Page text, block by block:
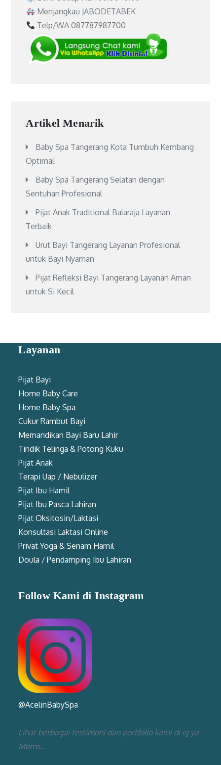
Menjangkau JABODETABEK
Telp/WA 087787987700
Artikel Menarik
Baby Spa Tangerang Kota Tumbuh Kembang
Optimal
Baby Spa Tangerang Selatan dengan
Sentuhan Profesional
Pijat Anak Traditional Balaraja Layanan
Terbaik
Urut Bayi Tangerang Layanan Profesional
untuk Bayi Nyaman
Pijat Refleksi Bayi Tangerang Layanan Aman
untuk Si Kecil
Layanan
Pijat Bayi
Home Baby Care
Home Baby Spa
Cukur Rambut Bayi
Memandikan Bayi Baru Lahir
Tindik Telinga & Potong Kuku
Pijat Anak
Terapi Uap / Nebulizer
Pijat Ibu Hamil
Pijat Ibu Pasca Lahiran
Pijat Oksitosin/Laktasi
Konsultasi Laktasi Online
Privat Yoga & Senam Hamil
Doula / Pendamping Ibu Lahiran
Follow Kami di Instagram
@AcelinBabySpa
Lihat berbagai testimoni dan portfolio kami di ig ya
Moms...